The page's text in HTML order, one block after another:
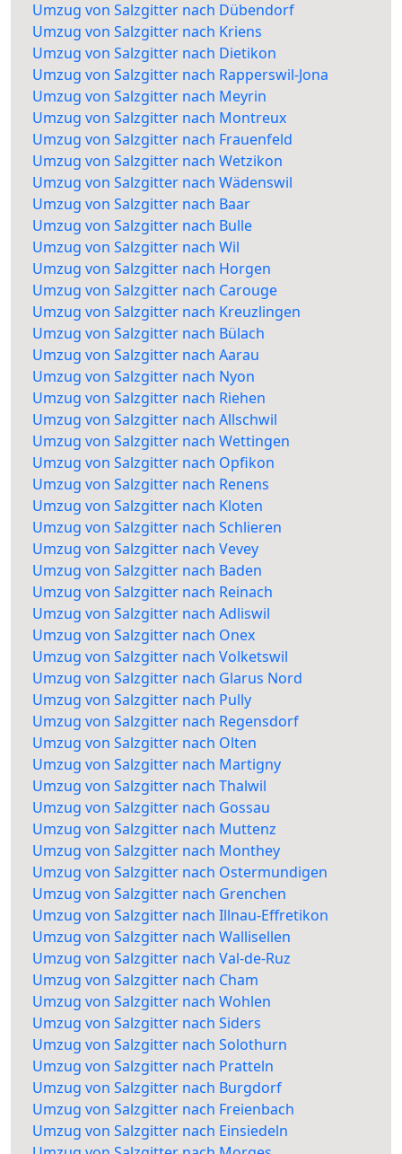
Umzug von Salzgitter nach Dübendorf
Umzug von Salzgitter nach Kriens
Umzug von Salzgitter nach Dietikon
Umzug von Salzgitter nach Rapperswil-Jona
Umzug von Salzgitter nach Meyrin
Umzug von Salzgitter nach Montreux
Umzug von Salzgitter nach Frauenfeld
Umzug von Salzgitter nach Wetzikon
Umzug von Salzgitter nach Wädenswil
Umzug von Salzgitter nach Baar
Umzug von Salzgitter nach Bulle
Umzug von Salzgitter nach Wil
Umzug von Salzgitter nach Horgen
Umzug von Salzgitter nach Carouge
Umzug von Salzgitter nach Kreuzlingen
Umzug von Salzgitter nach Bülach
Umzug von Salzgitter nach Aarau
Umzug von Salzgitter nach Nyon
Umzug von Salzgitter nach Riehen
Umzug von Salzgitter nach Allschwil
Umzug von Salzgitter nach Wettingen
Umzug von Salzgitter nach Opfikon
Umzug von Salzgitter nach Renens
Umzug von Salzgitter nach Kloten
Umzug von Salzgitter nach Schlieren
Umzug von Salzgitter nach Vevey
Umzug von Salzgitter nach Baden
Umzug von Salzgitter nach Reinach
Umzug von Salzgitter nach Adliswil
Umzug von Salzgitter nach Onex
Umzug von Salzgitter nach Volketswil
Umzug von Salzgitter nach Glarus Nord
Umzug von Salzgitter nach Pully
Umzug von Salzgitter nach Regensdorf
Umzug von Salzgitter nach Olten
Umzug von Salzgitter nach Martigny
Umzug von Salzgitter nach Thalwil
Umzug von Salzgitter nach Gossau
Umzug von Salzgitter nach Muttenz
Umzug von Salzgitter nach Monthey
Umzug von Salzgitter nach Ostermundigen
Umzug von Salzgitter nach Grenchen
Umzug von Salzgitter nach Illnau-Effretikon
Umzug von Salzgitter nach Wallisellen
Umzug von Salzgitter nach Val-de-Ruz
Umzug von Salzgitter nach Cham
Umzug von Salzgitter nach Wohlen
Umzug von Salzgitter nach Siders
Umzug von Salzgitter nach Solothurn
Umzug von Salzgitter nach Pratteln
Umzug von Salzgitter nach Burgdorf
Umzug von Salzgitter nach Freienbach
Umzug von Salzgitter nach Einsiedeln